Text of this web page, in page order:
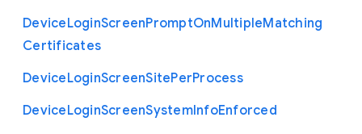
DeviceLoginScreenPromptOnMultipleMatching
Certificates
DeviceLoginScreenSitePerProcess
DeviceLoginScreenSystemInfoEnforced